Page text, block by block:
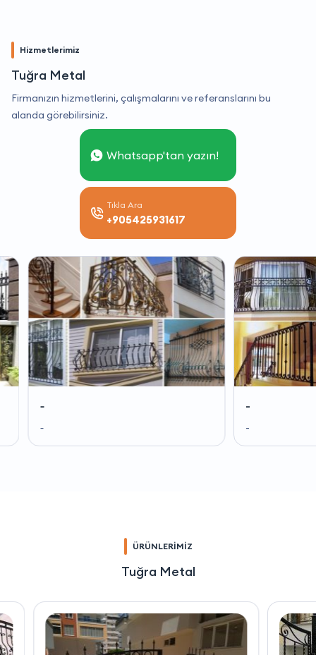
Hizmetlerimiz
Tuğra Metal
Firmanızın hizmetlerini, çalışmalarını ve referanslarını bu
alanda görebilirsiniz.
Whatsapp'tan yazın!
Tıkla Ara
+905425931617
ÜRÜNLERİMİZ
Tuğra Metal